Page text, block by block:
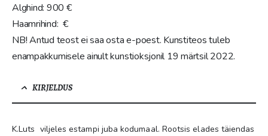
Alghind: 900 €
Haamrihind: €
NB! Antud teost ei saa osta e-poest. Kunstiteos tuleb
enampakkumisele ainult kunstioksjonil 19 märtsil 2022.
KIRJELDUS
K.Luts viljeles estampi juba kodumaal. Rootsis elades täiendas